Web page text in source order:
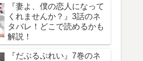
『妻よ、僕の恋人になって
くれませんか？』3話のネ
タバレ！どこで読めるかも
解説！
『だぶるぷれい』7巻のネ